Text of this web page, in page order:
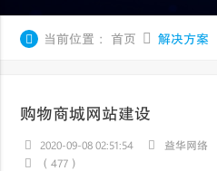
当前位置： 首页 解决方案
购物商城网站建设
2020-09-08 02:51:54 益华网络
（477）